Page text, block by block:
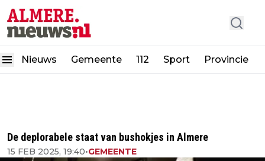
Nieuws Gemeente 112 Sport Provincie
De deplorabele staat van bushokjes in Almere
15 FEB 2025, 19:40•GEMEENTE